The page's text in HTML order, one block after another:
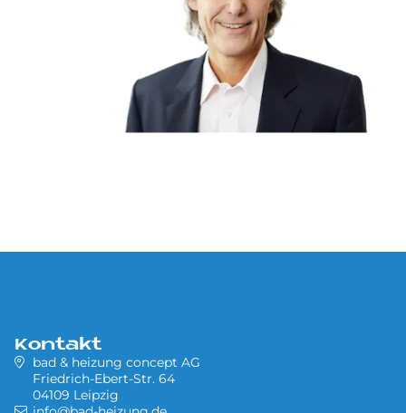
Kontakt
bad & heizung concept AG
Friedrich-Ebert-Str. 64
04109 Leipzig